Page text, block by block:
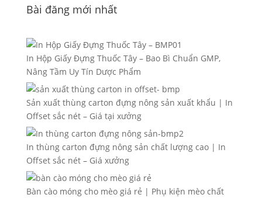
Bài đăng mới nhất
In Hộp Giấy Đựng Thuốc Tây – Bao Bì Chuẩn GMP,
Nâng Tầm Uy Tín Dược Phẩm
Sản xuất thùng carton đựng nông sản xuất khẩu | In
Offset sắc nét – Giá tại xưởng
In thùng carton đựng nông sản chất lượng cao | In
Offset sắc nét – Giá xưởng
Bàn cào móng cho mèo giá rẻ | Phụ kiện mèo chất